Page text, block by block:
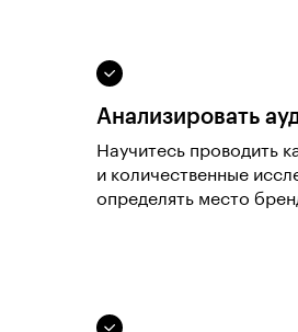
Анализировать
Научитесь проводить
и количественные
определять место